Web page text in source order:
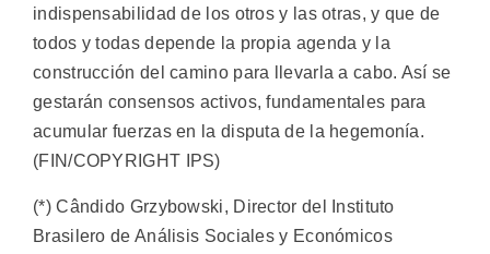
indispensabilidad de los otros y las otras, y que de
todos y todas depende la propia agenda y la
construcción del camino para llevarla a cabo. Así se
gestarán consensos activos, fundamentales para
acumular fuerzas en la disputa de la hegemonía.
(FIN/COPYRIGHT IPS)
(*) Cândido Grzybowski, Director del Instituto
Brasilero de Análisis Sociales y Económicos